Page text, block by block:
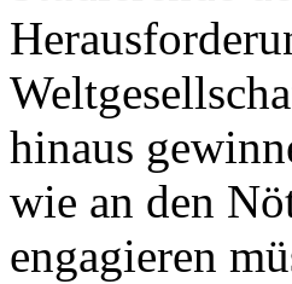
hinaus
wie an den
engagieren